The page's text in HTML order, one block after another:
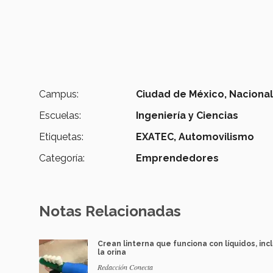
Campus: Ciudad de México, Nacional
Escuelas:
Ingeniería y Ciencias
Etiquetas:
EXATEC, Automovilismo
Categoría:
Emprendedores
Notas Relacionadas
Crean linterna que funciona con líquidos,
la orina
Redacción Conecta